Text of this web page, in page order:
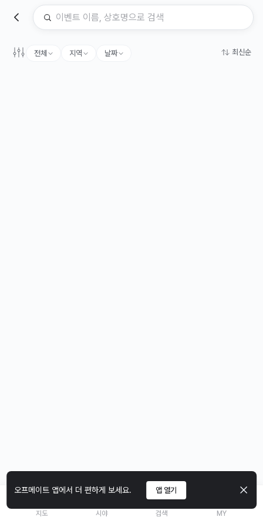
오프메이트 앱에서 더 편하게 보세요. 앱 열기
전체 지역 날짜 최신순
지도 시야 검색 MY